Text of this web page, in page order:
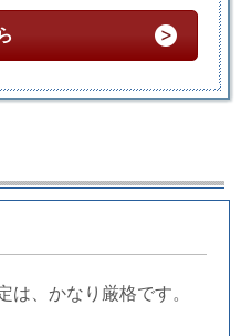
は、かなり厳格です。